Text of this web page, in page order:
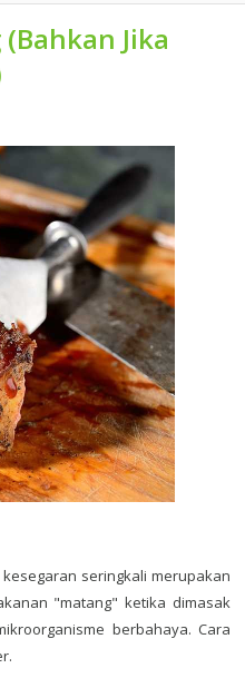
Jika
seringkali merupakan
"matang" ketika dimasak
berbahaya. Cara